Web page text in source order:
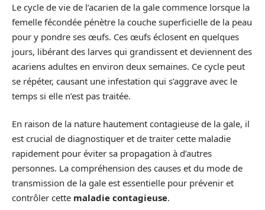
Le cycle de vie de l’acarien de la gale commence lorsque la
femelle fécondée pénètre la couche superficielle de la peau
pour y pondre ses œufs. Ces œufs éclosent en quelques
jours, libérant des larves qui grandissent et deviennent des
acariens adultes en environ deux semaines. Ce cycle peut
se répéter, causant une infestation qui s’aggrave avec le
temps si elle n’est pas traitée.
En raison de la nature hautement contagieuse de la gale, il
est crucial de diagnostiquer et de traiter cette maladie
rapidement pour éviter sa propagation à d’autres
personnes. La compréhension des causes et du mode de
transmission de la gale est essentielle pour prévenir et
contrôler cette maladie contagieuse.